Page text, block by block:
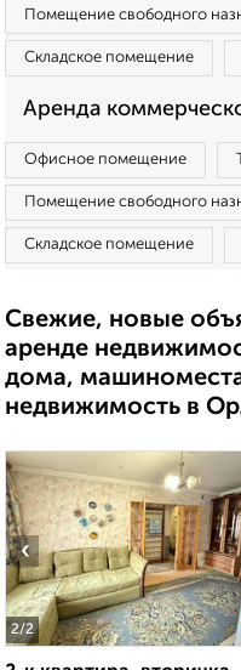
Помещение свободного
Складское помещение
Аренда
Офисное помещение
Помещение свободного
Складское помещение
Свежие, новые
аренде
дома,
недвижимость в
2/2
‹